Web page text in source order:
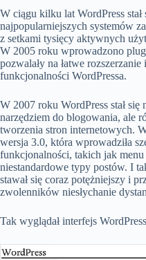
W ciągu kilku lat WordPress stał
najpopularniejszych systemów
z setkami tysięcy aktywnych
W 2005 roku wprowadzono
pozwalały na łatwe
funkcjonalności WordPressa.
W 2007 roku WordPress stał
narzędziem do blogowania, ale
tworzenia stron internetowych.
wersja 3.0, która wprowadziła
funkcjonalności, takich jak
niestandardowe typy postów. I
stawał się coraz potężniejszy i
zwolenników niesłychanie
Tak wyglądał interfejs